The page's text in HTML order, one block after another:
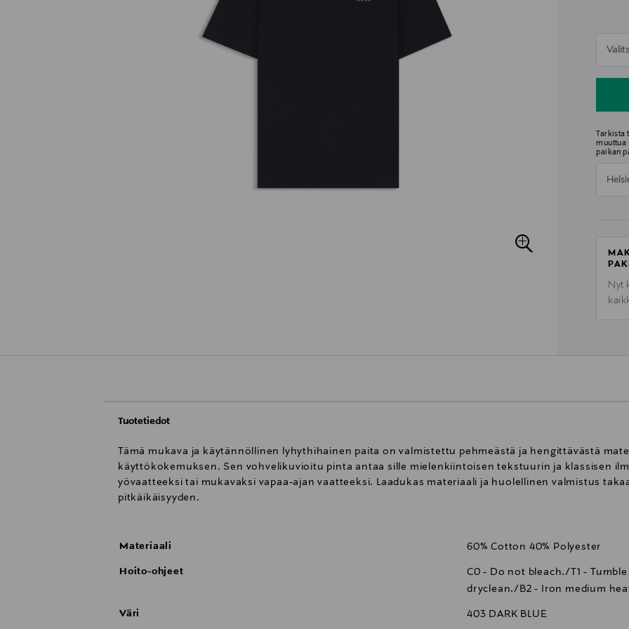
muuttua
paikan
Nyt
Tuotetiedot
Tämä mukava ja käytännöllinen lyhythihainen paita on valmistettu pehmeästä ja hengittävästä
käyttökokemuksen. Sen vohvelikuvioitu pinta antaa sille mielenkiintoisen tekstuurin ja klassisen
yövaatteeksi tai mukavaksi vapaa-ajan vaatteeksi. Laadukas materiaali ja huolellinen valmistus
pitkäikäisyyden.
Materiaali 60% Cotton 40% Polyester
Hoito-ohjeet
C0 - Do not bleach./T1 -
dryclean./B2 - Iron medium
Väri 403 DARK BLUE